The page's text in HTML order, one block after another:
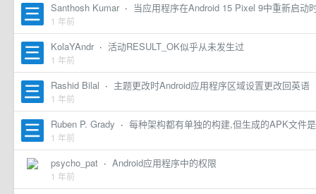
Santhosh Kumar · 当应用程序在Android 15 Pixel 9中重新启动
1 年前
KolaYAndr · 活动RESULT_OK似乎从未发生过
1 年前
Rashid Bilal · 主题更改时Android应用程序区域设置更改回英语
1 年前
Ruben P. Grady · 每种架构都有单独的构建,但生成的APK文件
1 年前
psycho_pat · Android应用程序中的权限
1 年前